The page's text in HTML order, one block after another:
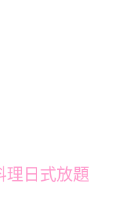
理日式放題